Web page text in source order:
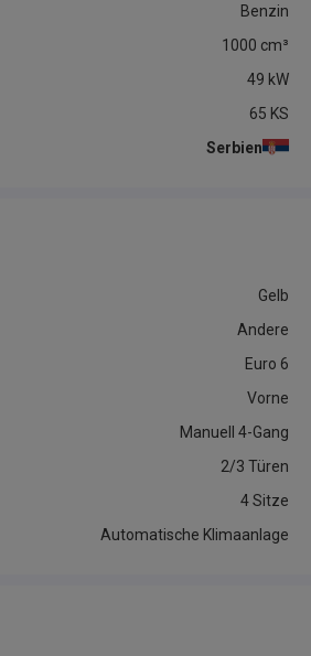
Benzin
1000 cm³
49 kW
65 KS
Serbien
Gelb
Andere
Euro 6
Vorne
Manuell 4-Gang
2/3 Türen
4 Sitze
Automatische Klimaanlage